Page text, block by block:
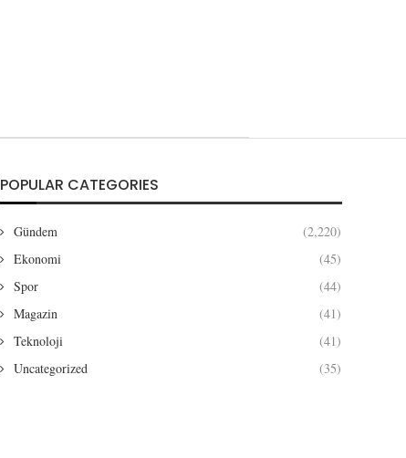
POPULAR CATEGORIES
Gündem
(2,220)
Ekonomi
(45)
Spor
(44)
Magazin
(41)
Teknoloji
(41)
Uncategorized
(35)